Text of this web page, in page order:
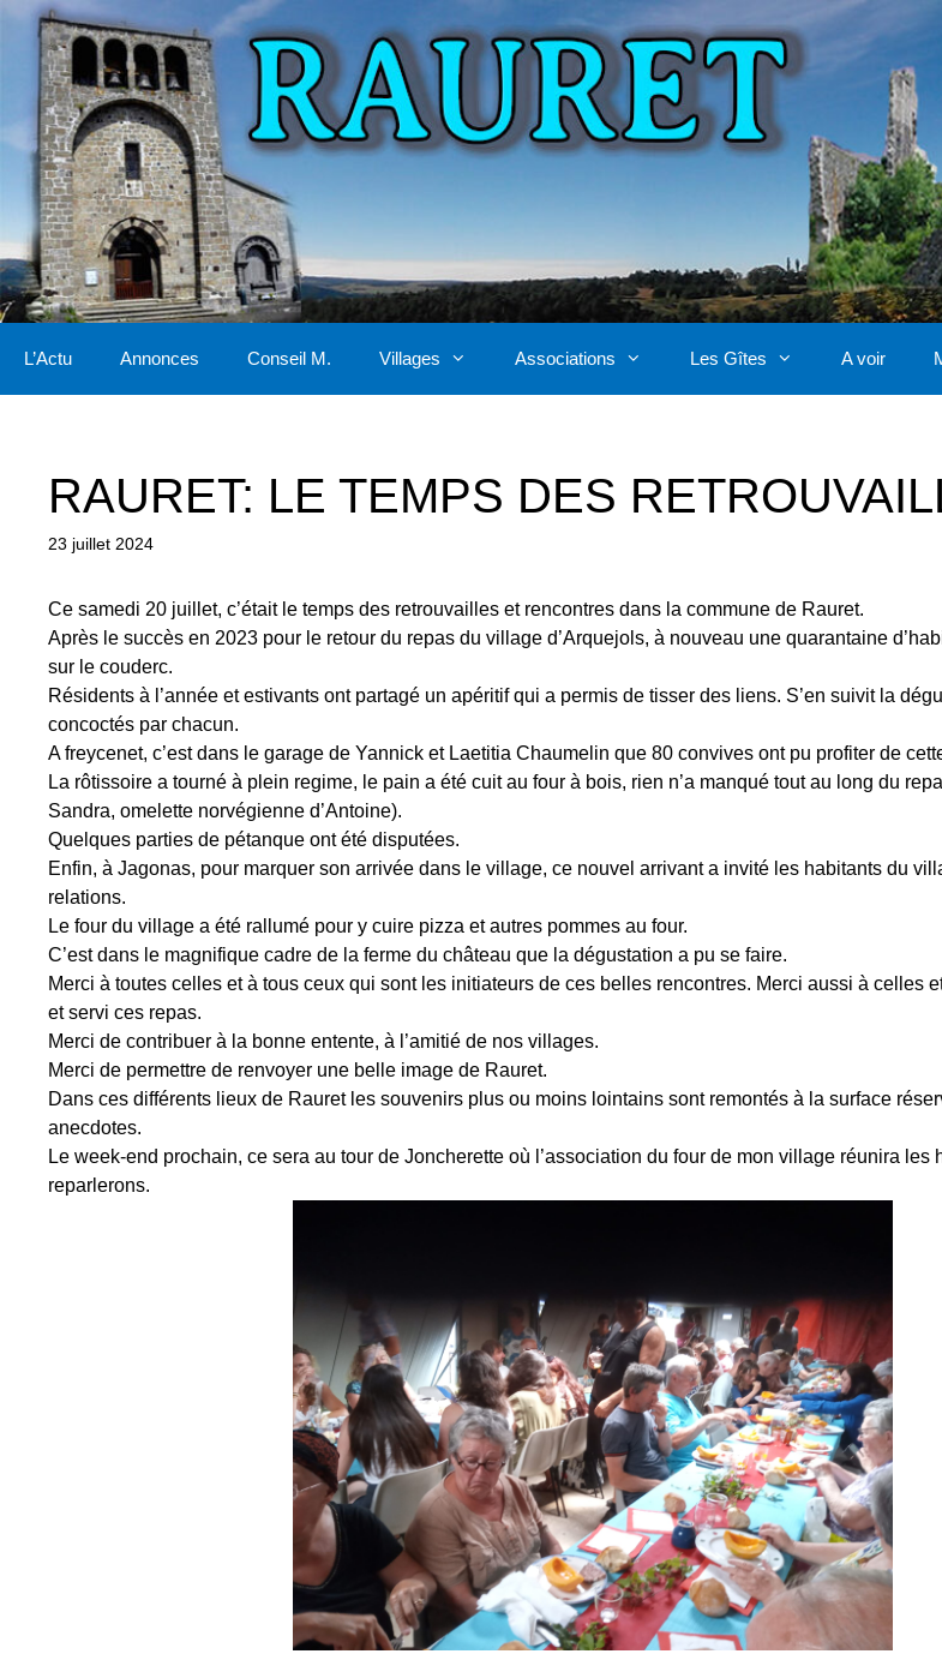
Aller
contenu
L’Actu Annonces Conseil M. Villages Associations Les Gîtes A voir
RAURET: LE TEMPS DES
23 juillet 2024
Ce samedi 20 juillet, c’était le temps des retrouvailles et rencontres dans la commune de Rauret.
Après le succès en 2023 pour le retour du repas du village d’Arquejols, à nouveau une quarantaine
sur le couderc.
Résidents à l’année et estivants ont partagé un apéritif qui a permis de tisser des liens. S’en suivit la
concoctés par chacun.
A freycenet, c’est dans le garage de Yannick et Laetitia Chaumelin que 80 convives ont pu profiter de
La rôtissoire a tourné à plein regime, le pain a été cuit au four à bois, rien n’a manqué tout au long du
Sandra, omelette norvégienne d’Antoine).
Quelques parties de pétanque ont été disputées.
Enfin, à Jagonas, pour marquer son arrivée dans le village, ce nouvel arrivant a invité les habitants du
relations.
Le four du village a été rallumé pour y cuire pizza et autres pommes au four.
C’est dans le magnifique cadre de la ferme du château que la dégustation a pu se faire.
Merci à toutes celles et à tous ceux qui sont les initiateurs de ces belles rencontres. Merci aussi à celles
et servi ces repas.
Merci de contribuer à la bonne entente, à l’amitié de nos villages.
Merci de permettre de renvoyer une belle image de Rauret.
Dans ces différents lieux de Rauret les souvenirs plus ou moins lointains sont remontés à la surface
anecdotes.
Le week-end prochain, ce sera au tour de Joncherette où l’association du four de mon village réunira les
reparlerons.